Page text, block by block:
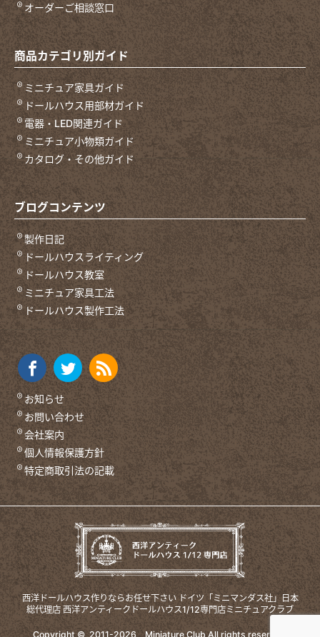
オーダーご相談窓口
商品カテゴリ別ガイド
ミニチュア家具ガイド
ドールハウス用部材ガイド
電器・LED関連ガイド
ミニチュア小物類ガイド
カタログ・その他ガイド
ブログコンテンツ
製作日記
ドールハウスライティング
ドールハウス教室
ミニチュア家具工法
ドールハウス製作工法
お知らせ
お問い合わせ
会社案内
個人情報保護方針
特定商取引法の記載
西洋ドールハウス作りならお任せ下さいドイツ「ミニマンダス社」日本
総代理店 西洋アンティークドールハウス1/12専門店ミニチュアクラブ
Copyright © 2011-2026Miniature Club All rights reserved.